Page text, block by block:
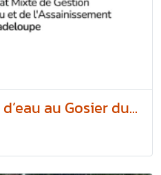
au Gosier du...